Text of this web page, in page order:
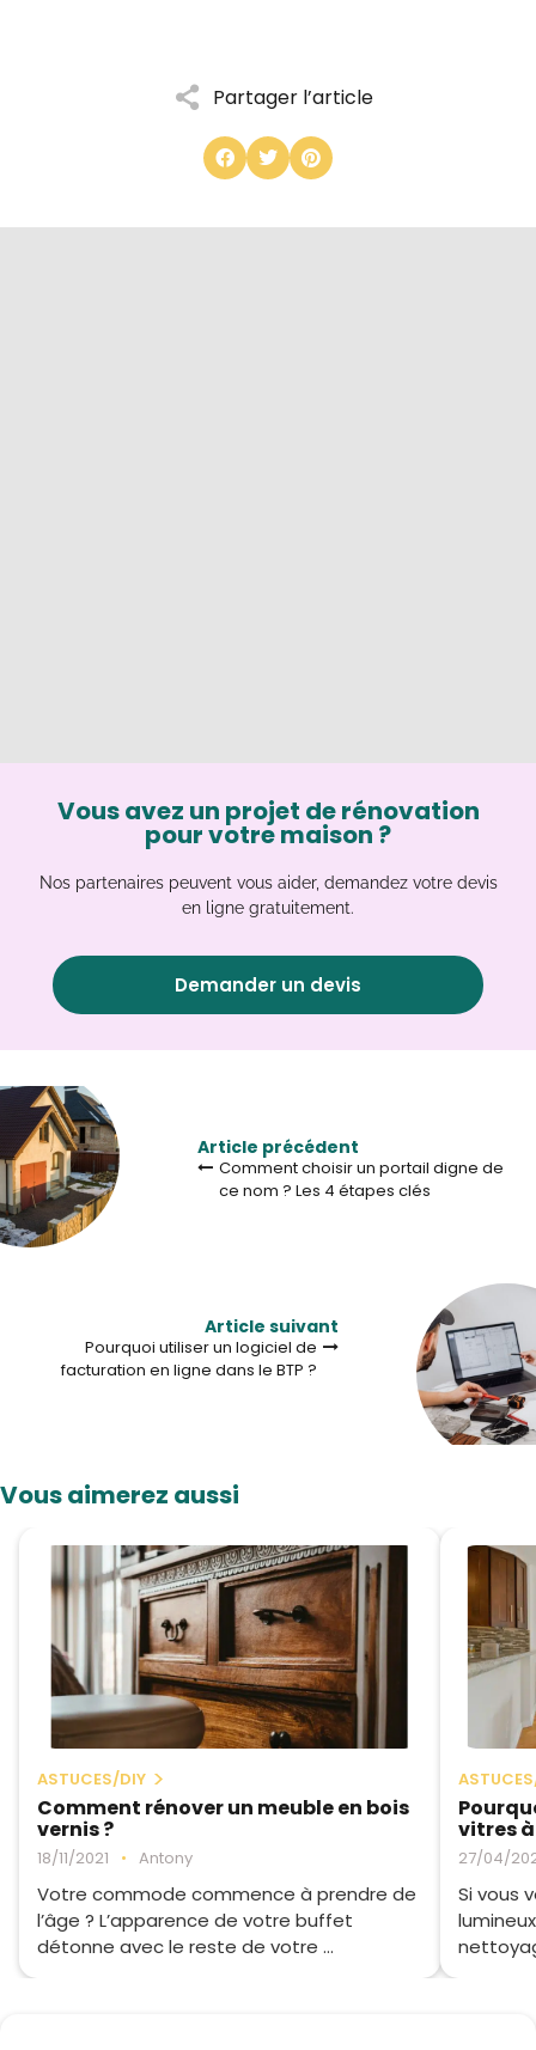
Partager l’article
Vous avez un projet de rénovation
pour votre maison ?
Nos partenaires peuvent vous aider, demandez votre devis
en ligne gratuitement.
Demander un devis
Article précédent
Comment choisir un portail digne de
ce nom ? Les 4 étapes clés
Article suivant
Pourquoi utiliser un logiciel de
facturation en ligne dans le BTP ?
Vous aimerez aussi
ASTUCES/DIY
Comment rénover un meuble en bois
vernis ?
18/11/2021 • Antony
Votre commode commence à prendre de
l’âge ? L’apparence de votre buffet
détonne avec le reste de votre ...
vitres
27/04/
Si vous